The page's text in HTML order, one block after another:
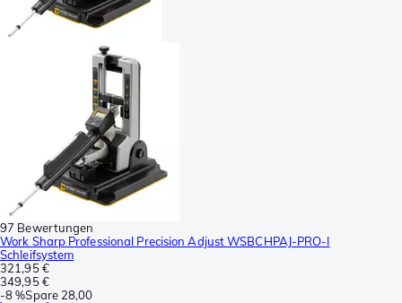
97 Bewertungen
Work Sharp Professional Precision Adjust WSBCHPAJ-PRO-I
Schleifsystem
321,95 €
349,95 €
-8 %Spare 28,00